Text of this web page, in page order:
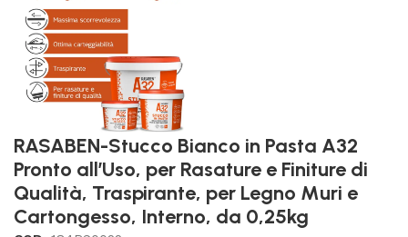
RASABEN-Stucco Bianco in Pasta A32
Pronto all’Uso, per Rasature e Finiture di
Qualità, Traspirante, per Legno Muri e
Cartongesso, Interno, da 0,25kg